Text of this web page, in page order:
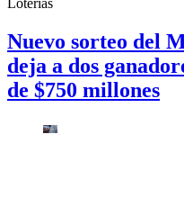
Loterías
Nuevo sorteo del
deja a dos
de $750 millones